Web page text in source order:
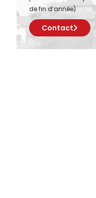
de fin d’année)
Contact